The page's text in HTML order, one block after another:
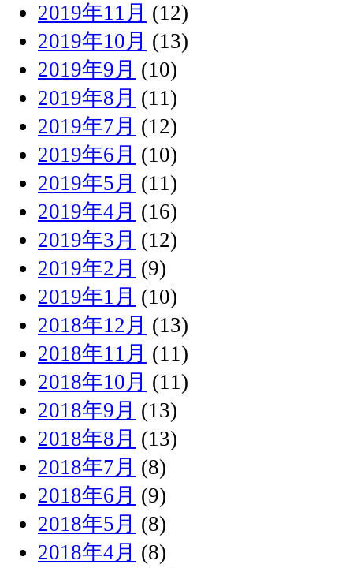
2019年11月 (12)
2019年10月 (13)
2019年9月 (10)
2019年8月 (11)
2019年7月 (12)
2019年6月 (10)
2019年5月 (11)
2019年4月 (16)
2019年3月 (12)
2019年2月 (9)
2019年1月 (10)
2018年12月 (13)
2018年11月 (11)
2018年10月 (11)
2018年9月 (13)
2018年8月 (13)
2018年7月 (8)
2018年6月 (9)
2018年5月 (8)
2018年4月 (8)